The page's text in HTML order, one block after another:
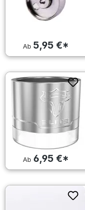
Ab 5,95 €*
Ab 6,95 €*